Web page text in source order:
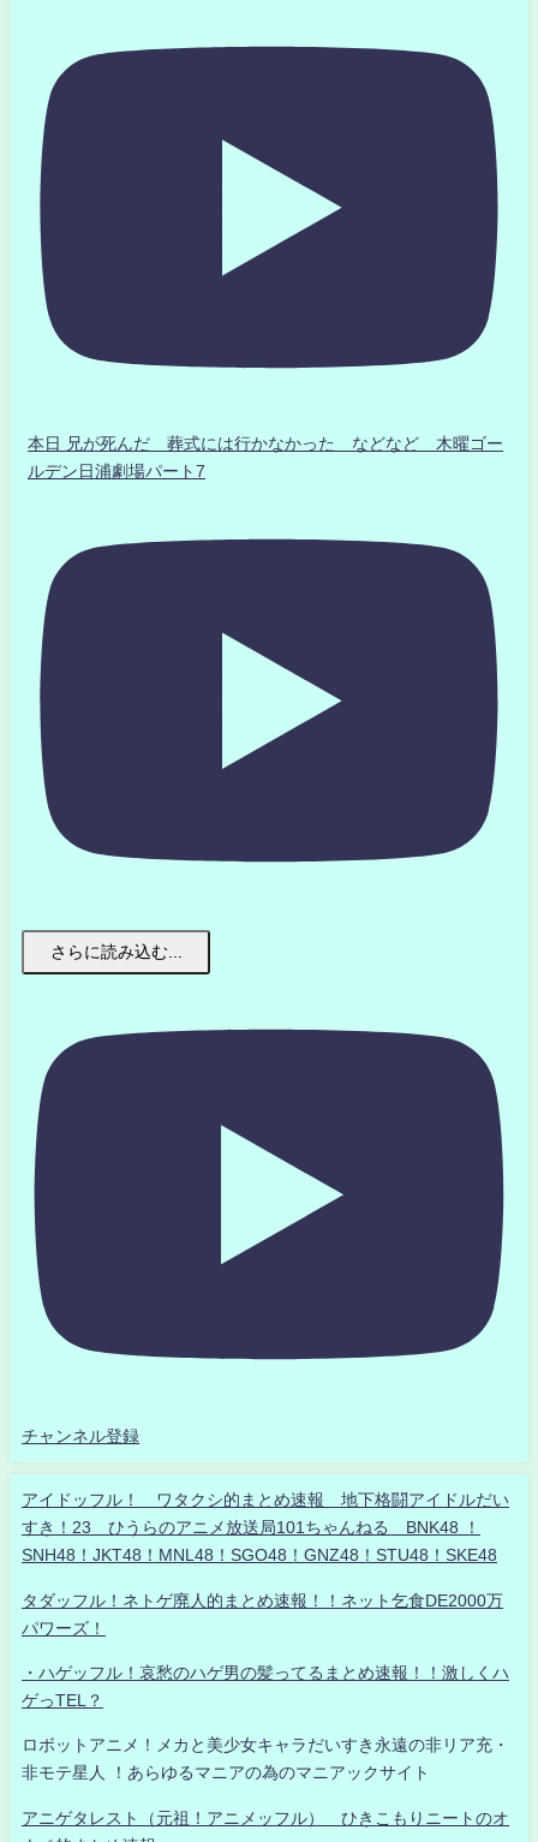
本日 兄が死んだ 葬式には行かなかった などなど 木曜ゴー
ルデン日浦劇場パート7
さらに読み込む...
チャンネル登録
アイドッフル！ ワタクシ的まとめ速報 地下格闘アイドルだい
すき！23 ひうらのアニメ放送局101ちゃんねる BNK48 ！
SNH48！JKT48！MNL48！SGO48！GNZ48！STU48！SKE48
タダッフル！ネトゲ廃人的まとめ速報！！ネット乞食DE2000万
パワーズ！
・ハゲッフル！哀愁のハゲ男の髪ってるまとめ速報！！激しくハ
ゲっTEL？
ロボットアニメ！メカと美少女キャラだいすき永遠の非リア充・
非モテ星人 ！あらゆるマニアの為のマニアックサイト
アニゲタレスト（元祖！アニメッフル） ひきこもりニートのオ